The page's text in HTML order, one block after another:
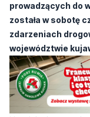
województwie
Utrudnienia wystąpiły
Południe a punktem
każdego dnia